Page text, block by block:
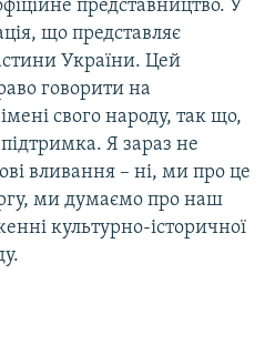
представництво. У
що представляє
України. Цей
говорити на
свого народу, так що,
Я зараз не
вливання – ні, ми про це
ми думаємо про наш
культурно-історичної